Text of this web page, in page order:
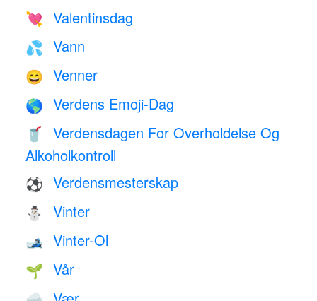
💘 Valentinsdag
💦 Vann
😄 Venner
🌎 Verdens Emoji-Dag
🥤
Verdensdagen For Overholdelse Og
Alkoholkontroll
⚽ Verdensmesterskap
⛄ Vinter
🎿 Vinter-Ol
🌱 Vår